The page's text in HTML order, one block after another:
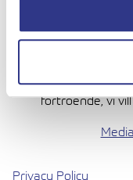
med fullt
nya höjder med
arbetet med
förtroende, vi
Media
Privacy Policy